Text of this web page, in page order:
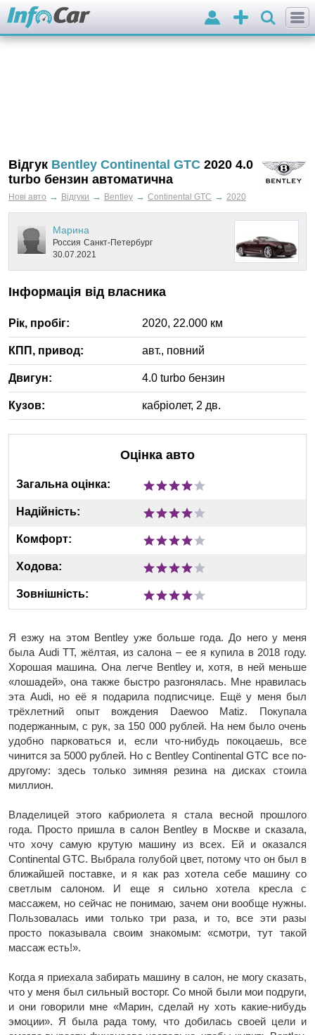
Додати
оголошення
Вхід
Відгук Bentley Continental GTC 2020 4.0
turbo бензин автоматична
Нові авто → Відгуки → Bentley → Continental GTC → 2020
Марина
Россия Санкт-Петербург
30.07.2021
Інформація від власника
Рік, пробіг: 2020, 22.000 км
КПП, привод: авт., повний
Двигун: 4.0 turbo бензин
Кузов: кабріолет, 2 дв.
Оцінка авто
Загальна оцінка:
Надійність:
Комфорт:
Ходова:
Зовнішність:
Я езжу на этом Bentley уже больше года. До него у меня
была Audi TT, жёлтая, из салона – ее я купила в 2018 году.
Хорошая машина. Она легче Bentley и, хотя, в ней меньше
«лошадей», она также быстро разгонялась. Мне нравилась
эта Audi, но её я подарила подписчице. Ещё у меня был
трёхлетний опыт вождения Daewoo Matiz. Покупала
подержанным, с рук, за 150 000 рублей. На нем было очень
удобно парковаться и, если что-нибудь покоцаешь, все
чинится за 5000 рублей. Но с Bentley Continental GTC все по-
другому: здесь только зимняя резина на дисках стоила
миллион.
Владелицей этого кабриолета я стала весной прошлого
года. Просто пришла в салон Bentley в Москве и сказала,
что хочу самую крутую машину из всех. Ей и оказался
Continental GTC. Выбрала голубой цвет, потому что он был в
ближайшей поставке, и я как раз хотела себе машину со
светлым салоном. И еще я сильно хотела кресла с
массажем, но сейчас не понимаю, зачем они вообще нужны.
Пользовалась ими только три раза, и то, все эти разы
просто показывала своим знакомым: «смотри, тут такой
массаж есть!».
Когда я приехала забирать машину в салон, не могу сказать,
что у меня был сильный восторг. Со мной были мои подруги,
и они говорили мне «Марин, сделай ну хоть какие-нибудь
эмоции». Я была рада тому, что добилась своей цели и